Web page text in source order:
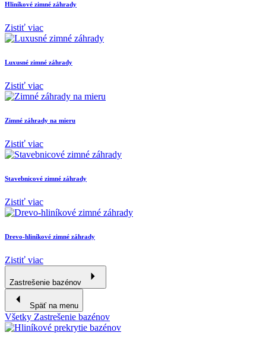
Hliníkové zimné záhrady
Zistiť viac
Luxusné zimné záhrady
Zistiť viac
Zimné záhrady na mieru
Zistiť viac
Stavebnicové zimné záhrady
Zistiť viac
Drevo-hliníkové zimné záhrady
Zistiť viac
Zastrešenie bazénov
Späť na menu
Všetky Zastrešenie bazénov